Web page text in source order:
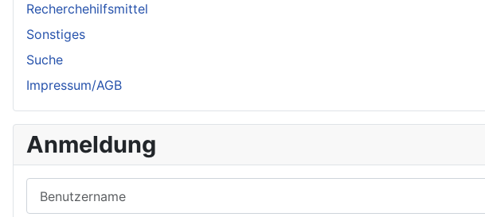
Recherchehilfsmittel
Sonstiges
Suche
Impressum/AGB
Anmeldung